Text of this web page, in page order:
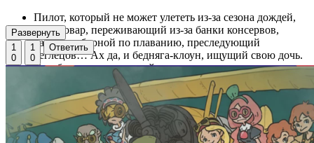
Пилот, который не может улететь из-за сезона дождей,
шеф-повар, переживающий из-за банки консервов,
капитан сборной по плаванию, преследующий
беглецов… Ах да, и бедняга-клоун, ищущий свою дочь.
Судьбы этих персонажей дополняют друг друга и
рассказывают трагикомичную притчу о расставании.
«Вавилон» отправляется в путешествие, и на борту вас
ждут и умиление, и юмор, и ретро-эстетика, и
мультяшная графика. Берите билет, поднимайтесь на
Развернуть
1
0
1
0
Ответить